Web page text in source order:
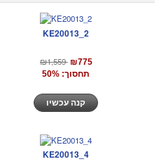
KE20013_2
₪1,559 ₪775
תחסוך: 50%
KE20013_4